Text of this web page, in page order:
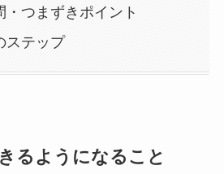
・つまずきポイント
ステップ
るようになること